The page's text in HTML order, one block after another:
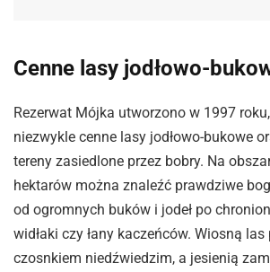
Cenne lasy jodłowo-
Rezerwat Mójka utworzono w 1997
niezwykle cenne lasy jodłowo-bukowe
tereny zasiedlone przez bobry. Na
hektarów można znaleźć prawdziwe
od ogromnych buków i jodeł po
widłaki czy łany kaczeńców. Wiosną las
czosnkiem niedźwiedzim, a jesienią